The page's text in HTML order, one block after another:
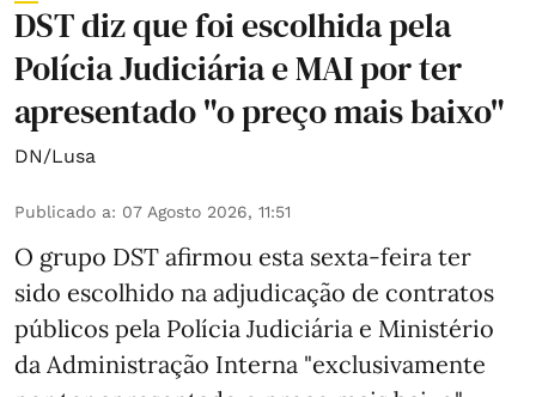
DST diz que foi escolhida pela
Polícia Judiciária e MAI por ter
apresentado "o preço mais baixo"
DN/Lusa
Publicado a: 07 Agosto 2026, 11:51
O grupo DST afirmou esta sexta-feira ter
sido escolhido na adjudicação de contratos
públicos pela Polícia Judiciária e Ministério
da Administração Interna "exclusivamente